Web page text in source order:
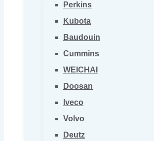
Perkins
Kubota
Baudouin
Cummins
WEICHAI
Doosan
Iveco
Volvo
Deutz